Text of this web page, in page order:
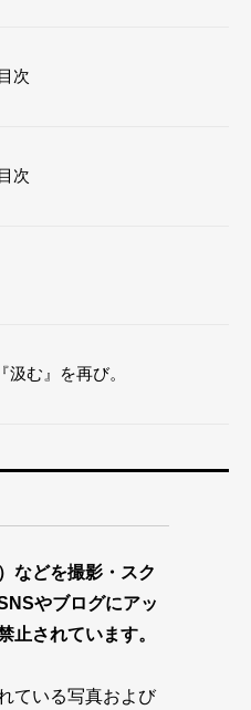
次
次
む』を再び。
などを撮影・スク
やブログにアッ
止されています。
ている写真および